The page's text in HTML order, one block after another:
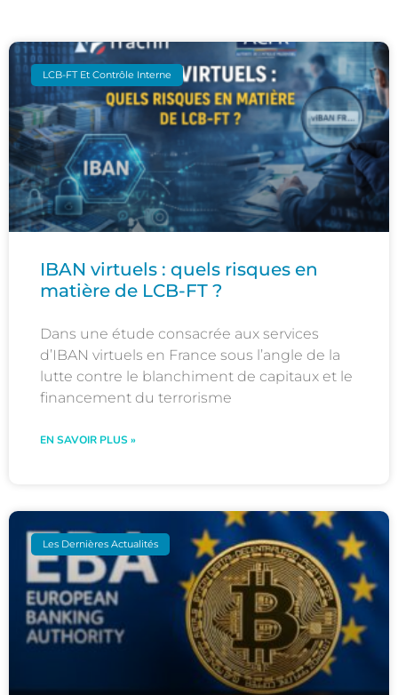
LCB-FT Et Contrôle Interne
IBAN virtuels : quels risques en
matière de LCB-FT ?
Dans une étude consacrée aux services
d’IBAN virtuels en France sous l’angle de la
lutte contre le blanchiment de capitaux et le
financement du terrorisme
EN SAVOIR PLUS »
Les Dernières Actualités